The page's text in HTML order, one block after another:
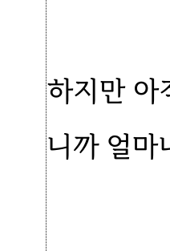
하지만 아
니까 얼마